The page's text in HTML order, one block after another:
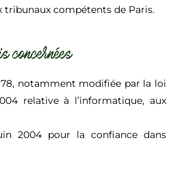
compétents de Paris.
concernées
notamment modifiée par la loi
relative à l’informatique, aux
2004 pour la confiance dans